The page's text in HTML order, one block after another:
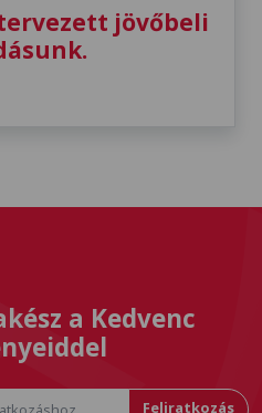
jövőbeli
a Kedvenc
Feliratkozás